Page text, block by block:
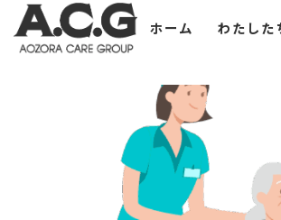
ホーム わたした
Skip
to
訪問看護